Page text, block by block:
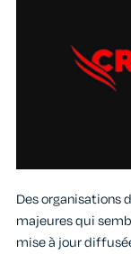
Des organisations
majeures qui
mise à jour